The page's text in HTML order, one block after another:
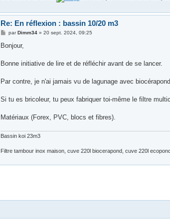
Re: En réflexion : bassin 10/20 m3
M
s
g
parDimm34 »20 sept. 2024, 09:25
Bonjour,
Bonne initiative de lire et de réfléchir avant de se lancer.
Par contre, je n'ai jamais vu de lagunage avec
Si tu es bricoleur, tu peux fabriquer toi-même le filtre
Matériaux (Forex, PVC, blocs et fibres).
Bassin koi 23m3
Filtre tambour inox maison, cuve 220l biocerapond, cuve 220l